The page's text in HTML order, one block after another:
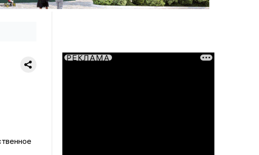
РЕКЛАМА